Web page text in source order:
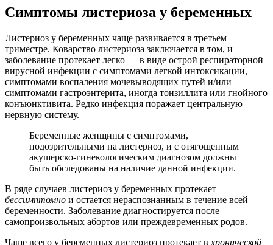
Симптомы листериоза у беременных
Листериоз у беременных чаще развивается в третьем
триместре. Коварство листериоза заключается в том, и
заболевание протекает легко — в виде острой респираторной
вирусной инфекции с симптомами легкой интоксикации,
симптомами воспаления мочевыводящих путей и/или
симптомами гастроэнтерита, иногда тонзиллита или гнойного
конъюнктивита. Редко инфекция поражает центральную
нервную систему.
Беременные женщины с симптомами,
подозрительными на листериоз, и с отягощенным
акушерско-гинекологическим диагнозом должны
быть обследованы на наличие данной инфекции.
В ряде случаев листериоз у беременных протекает
бессимптомно и остается нераспознанным в течение всей
беременности. Заболевание диагностируется после
самопроизвольных абортов или преждевременных родов.
Чаще всего у беременных листериоз протекает в хронической